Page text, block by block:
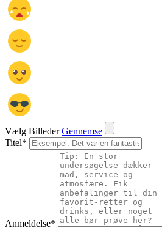
Vælg Billeder Gennemse
Titel*
Anmeldelse*